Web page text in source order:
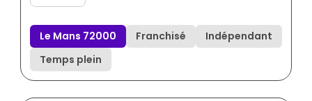
Le Mans 72000 Franchisé
Indépendant
Temps plein